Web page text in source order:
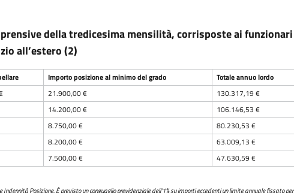
della tredicesima mensilità, corrisposte ai funzionari
all’estero (2)
Importo posizione al minimo del grado
Totale annuo lordo
21.900,00 €
130.317,19 €
14.200,00 €
106.146,53 €
8.750,00 €
80.230,53 €
8.200,00 €
63.009,13 €
7.500,00 € 47.630,59 €
Posizione. È previsto un conguaglio previdenziale dell’1% su importi eccedenti un limite annuale fissato per